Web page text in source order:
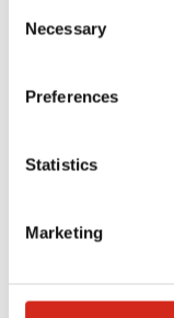
121387608.
Selection
Necessary
Preferences
Statistics
Marketing